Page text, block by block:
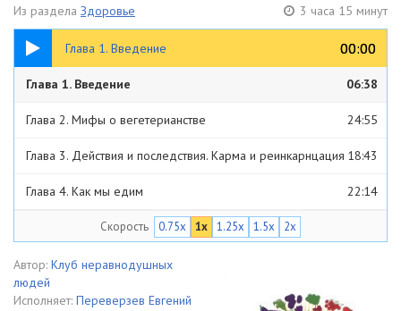
Из раздела Здоровье 3 часа 15 минут
Глава 1. Введение 00:00
00:00
06:38
Глава 1. Введение 06:38
Глава 2. Мифы о вегетерианстве 24:55
Глава 3. Действия и последствия. Карма и реинкарнцация 18:43
Глава 4. Как мы едим 22:14
Глава 5. Великие вегетерианцы
Глава 6. Дети вегетерианцы. Миф или реальность
Глава 7. Как стать вегетерианцем
Скорость 0.75x 1x 1.25x 1.5x 2x
Автор: Клуб неравнодушных
людей
Исполняет: Переверзев Евгений